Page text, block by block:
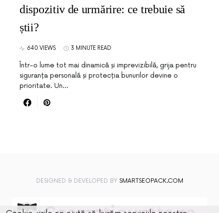
dispozitiv de urmărire: ce trebuie să
știi?
640 VIEWS 3 MINUTE READ
Într-o lume tot mai dinamică și imprevizibilă, grija pentru
siguranța personală și protecția bunurilor devine o
prioritate. Un…
DESIGNED & DEVELOPED BY SMARTSEOPACK.COM